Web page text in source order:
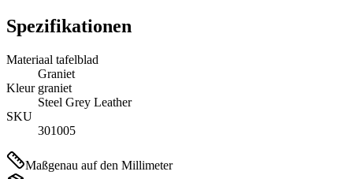
Spezifikationen
Materiaal tafelblad
Graniet
Kleur graniet
Steel Grey Leather
SKU
301005
Maßgenau auf den Millimeter